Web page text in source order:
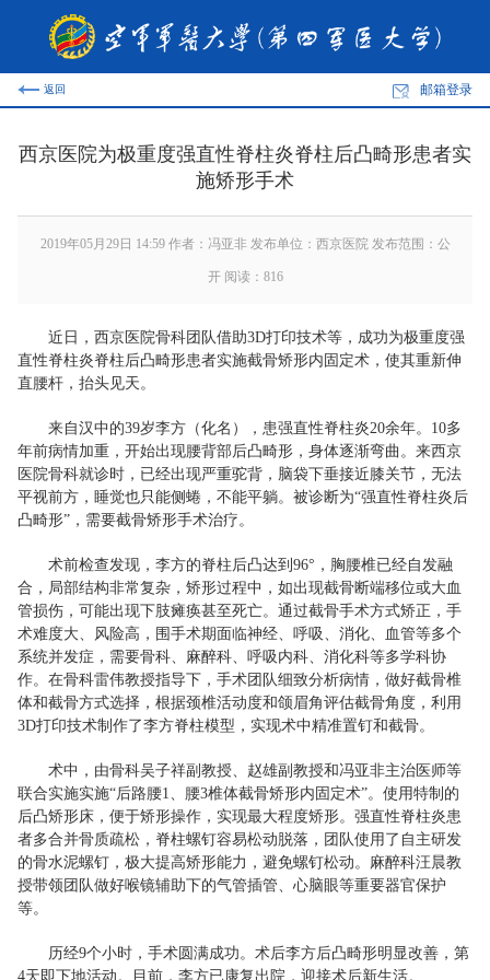
返回 邮箱登录
西京医院为极重度强直性脊柱炎脊柱后凸畸形患者实
施矫形手术
2019年05月29日 14:59 作者：冯亚非 发布单位：西京医院 发布范围：公
开 阅读： 816
近日，西京医院骨科团队借助3D打印技术等，成功为极重度强
直性脊柱炎脊柱后凸畸形患者实施截骨矫形内固定术，使其重新伸
直腰杆，抬头见天。
来自汉中的39岁李方（化名），患强直性脊柱炎20余年。10多
年前病情加重，开始出现腰背部后凸畸形，身体逐渐弯曲。来西京
医院骨科就诊时，已经出现严重驼背，脑袋下垂接近膝关节，无法
平视前方，睡觉也只能侧蜷，不能平躺。被诊断为“强直性脊柱炎后
凸畸形”，需要截骨矫形手术治疗。
术前检查发现，李方的脊柱后凸达到96°，胸腰椎已经自发融
合，局部结构非常复杂，矫形过程中，如出现截骨断端移位或大血
管损伤，可能出现下肢瘫痪甚至死亡。通过截骨手术方式矫正，手
术难度大、风险高，围手术期面临神经、呼吸、消化、血管等多个
系统并发症，需要骨科、麻醉科、呼吸内科、消化科等多学科协
作。在骨科雷伟教授指导下，手术团队细致分析病情，做好截骨椎
体和截骨方式选择，根据颈椎活动度和颌眉角评估截骨角度，利用
3D打印技术制作了李方脊柱模型，实现术中精准置钉和截骨。
术中，由骨科吴子祥副教授、赵雄副教授和冯亚非主治医师等
联合实施实施“后路腰1、腰3椎体截骨矫形内固定术”。使用特制的
后凸矫形床，便于矫形操作，实现最大程度矫形。强直性脊柱炎患
者多合并骨质疏松，脊柱螺钉容易松动脱落，团队使用了自主研发
的骨水泥螺钉，极大提高矫形能力，避免螺钉松动。麻醉科汪晨教
授带领团队做好喉镜辅助下的气管插管、心脑眼等重要器官保护
等。
历经9个小时，手术圆满成功。术后李方后凸畸形明显改善，第
4天即下地活动。目前，李方已康复出院，迎接术后新生活。